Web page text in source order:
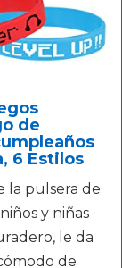
de
6 Estilos
la pulsera de
y niñas
le da
de